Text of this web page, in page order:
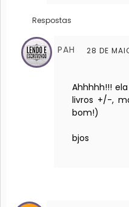
Respostas
PAH 28 DE
Ahhhhh!!!
livros +/-,
bom!)
bjos